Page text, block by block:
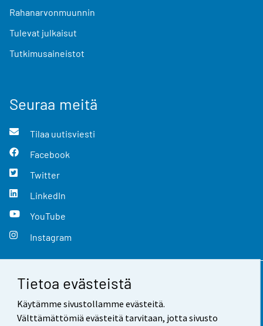
Tietoa evästeistä
Käytämme sivustollamme evästeitä.
Välttämättömiä evästeitä tarvitaan, jotta sivusto
Rahanarvonmuunnin
Tulevat julkaisut
Tutkimusaineistot
Seuraa meitä
Tilaa uutisviesti
Facebook
Twitter
LinkedIn
YouTube
Instagram
Yhteystiedot
Palaute